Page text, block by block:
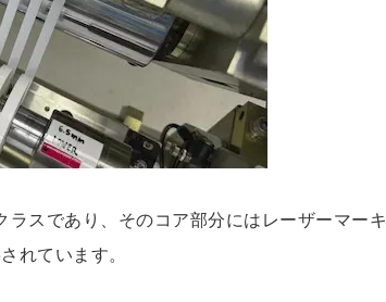
スであり、そのコア部分にはレーザーマーキ
れています。